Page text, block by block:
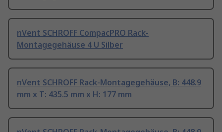
nVent SCHROFF CompacPRO Rack-
Montagegehäuse 4 U Silber
nVent SCHROFF Rack-Montagegehäuse, B: 448.9
mm x T: 435.5 mm x H: 177 mm